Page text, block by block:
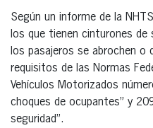
Según un informe de la
los que tienen cinturones de
los pasajeros se abrochen o
requisitos de las Normas
Vehículos Motorizados
choques de ocupantes” y
seguridad”.